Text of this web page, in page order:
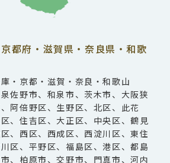
都府・滋賀県・奈良県・和歌
・京都・滋賀・奈良・和歌山
佐野市、和泉市、茨木市、大阪狭
阿倍野区、生野区、北区、此花
、住吉区、大正区、中央区、鶴見
、西区、西成区、西淀川区、東住
区、平野区、福島区、港区、都島
、柏原市、交野市、門真市、河内